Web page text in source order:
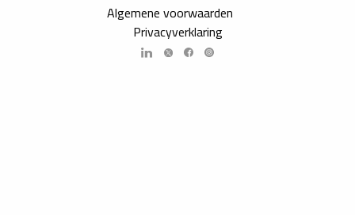
Algemene voorwaarden
Privacyverklaring